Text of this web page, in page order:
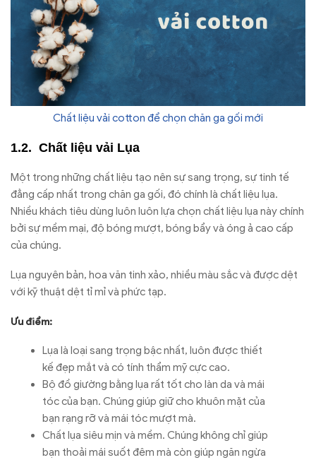
Chất liệu vải cotton để chọn chăn ga gối mới
Chất liệu vải Lụa
Một trong những chất liệu tạo nên sự sang trọng, sự tinh tế
đẳng cấp nhất trong chăn ga gối, đó chính là chất liệu lụa.
Nhiều khách tiêu dùng luôn luôn lựa chọn chất liệu lụa này chính
bởi sự mềm mại, độ bóng mượt, bóng bẩy và óng ả cao cấp
của chúng.
Lụa nguyên bản, hoa văn tinh xảo, nhiều màu sắc và được dệt
với kỹ thuật dệt tỉ mỉ và phức tạp.
Ưu điểm:
Lụa là loại sang trọng bậc nhất, luôn được thiết
kế đẹp mắt và có tính thẩm mỹ cực cao.
Bộ đồ giường bằng lụa rất tốt cho làn da và mái
tóc của bạn. Chúng giúp giữ cho khuôn mặt của
bạn rạng rỡ và mái tóc mượt mà.
Chất lụa siêu mịn và mềm. Chúng không chỉ giúp
bạn thoải mái suốt đêm mà còn giúp ngăn ngừa